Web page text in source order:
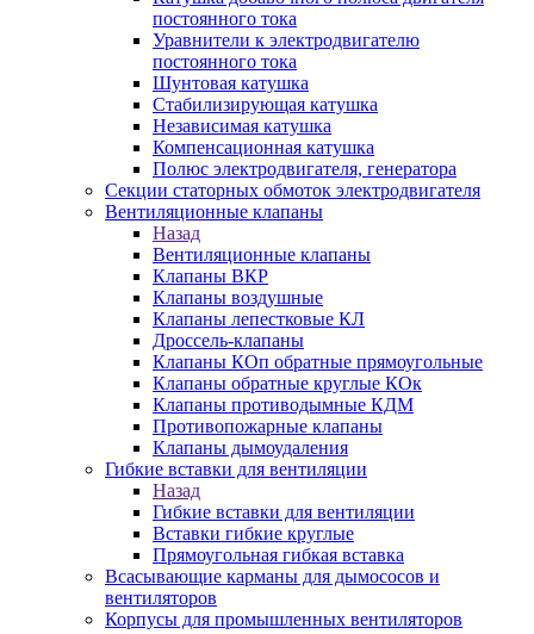
постоянного тока
Уравнители к электродвигателю
постоянного тока
Шунтовая катушка
Стабилизирующая катушка
Независимая катушка
Компенсационная катушка
Полюс электродвигателя, генератора
Секции статорных обмоток электродвигателя
Вентиляционные клапаны
Назад
Вентиляционные клапаны
Клапаны ВКР
Клапаны воздушные
Клапаны лепестковые КЛ
Дроссель-клапаны
Клапаны КОп обратные прямоугольные
Клапаны обратные круглые КОк
Клапаны противодымные КДМ
Противопожарные клапаны
Клапаны дымоудаления
Гибкие вставки для вентиляции
Назад
Гибкие вставки для вентиляции
Вставки гибкие круглые
Прямоугольная гибкая вставка
Всасывающие карманы для дымососов и
вентиляторов
Корпусы для промышленных вентиляторов